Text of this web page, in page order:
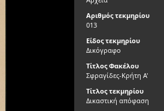
Αριθμός τεκμηρίου
013
Είδος τεκμηρίου
Δικόγραφο
Τίτλος Φακέλου
Σφραγίδες-Κρήτη Α'
Τίτλος τεκμηρίου
Δικαστική απόφαση